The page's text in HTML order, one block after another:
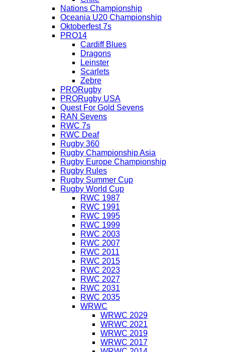
Nations Championship
Oceania U20 Championship
Oktoberfest 7s
PRO14
Cardiff Blues
Dragons
Leinster
Scarlets
Zebre
PRORugby
PRORugby USA
Quest For Gold Sevens
RAN Sevens
RWC 7s
RWC Deaf
Rugby 360
Rugby Championship Asia
Rugby Europe Championship
Rugby Rules
Rugby Summer Cup
Rugby World Cup
RWC 1987
RWC 1991
RWC 1995
RWC 1999
RWC 2003
RWC 2007
RWC 2011
RWC 2015
RWC 2023
RWC 2027
RWC 2031
RWC 2035
WRWC
WRWC 2029
WRWC 2021
WRWC 2019
WRWC 2017